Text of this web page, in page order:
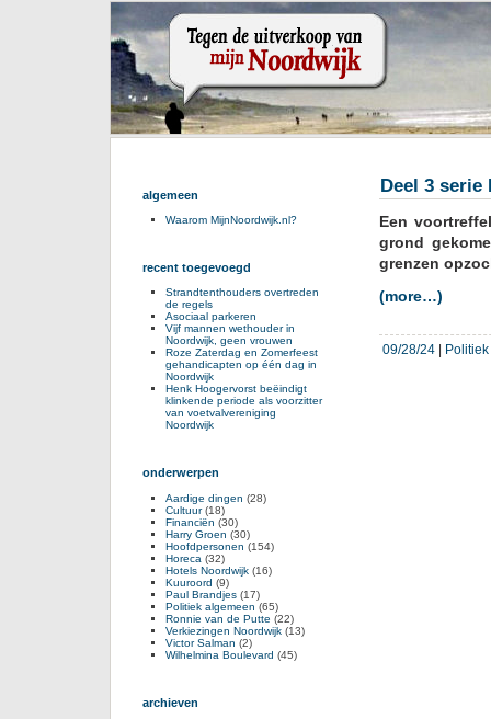
Deel 3 serie
Een
grond
grenzen
(more…)
09/28/24
algemeen
Waarom MijnNoordwijk.nl?
recent toegevoegd
Strandtenthouders overtreden
de regels
Asociaal parkeren
Vijf mannen wethouder in
Noordwijk, geen vrouwen
Roze Zaterdag en Zomerfeest
gehandicapten op één dag in
Noordwijk
Henk Hoogervorst beëindigt
klinkende periode als voorzitter
van voetvalvereniging
Noordwijk
onderwerpen
Aardige dingen (28)
Cultuur(18)
Financiën (30)
Harry Groen (30)
Hoofdpersonen (154)
Horeca (32)
Hotels Noordwijk (16)
Kuuroord (9)
Paul Brandjes (17)
Politiek algemeen (65)
Ronnie van de Putte (22)
Verkiezingen Noordwijk (13)
Victor Salman (2)
Wilhelmina Boulevard (45)
archieven